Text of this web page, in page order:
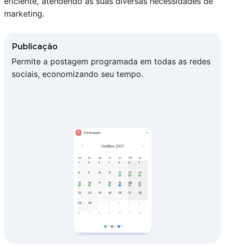
marketing.
Publicação
Permite a postagem programada em todas as redes
sociais, economizando seu tempo.